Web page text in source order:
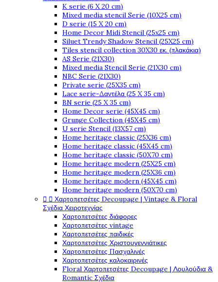
K serie (6 X 20 cm)
Mixed media stencil Serie (10X25 cm)
D serie (15 X 20 cm)
Home Decor Midi Stencil (25x25 cm)
Siluet Trendy Shadow Stencil (25X25 cm)
Tiles stencil collection 30X30 εκ. (πλακάκια)
AS Serie (21X30)
Mixed media Stencil Serie (21X30 cm)
NBC Serie (21X30)
Private serie (25X35 cm)
Lace serie-Δαντέλα (25 X 35 cm)
BN serie (25 X 35 cm)
Home Decor serie (45X45 cm)
Grunge Collection (45X45 cm)
U serie Stencil (13X57 cm)
Home heritage classic (25X36 cm)
Home heritage classic (45X45 cm)
Home heritage classic (50X70 cm)
Home heritage modern (25X25 cm)
Home heritage modern (25X36 cm)
Home heritage modern (45X45 cm)
Home heritage modern (50X70 cm)
  Χαρτοπετσέτες Decoupage | Vintage & Floral
Σχέδια Χειροτεχνίας
Χαρτοπετσέτες διάφορες
Χαρτοπετσέτες vintage
Χαρτοπετσέτες παιδικές
Χαρτοπετσέτες Χριστουγεννιάτικες
Χαρτοπετσέτες Πασχαλινές
Χαρτοπετσέτες καλοκαιρινές
Floral Χαρτοπετσέτες Decoupage | Λουλούδια &
Romantic Σχέδια